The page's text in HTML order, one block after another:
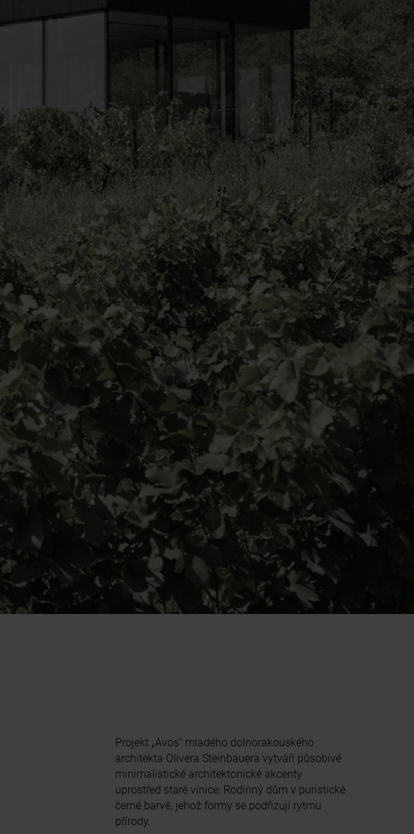
Projekt „Avos“ mladého dolnorakouského
architekta Olivera Steinbauera vytváří působivé
minimalistické architektonické akcenty
uprostřed staré vinice: Rodinný dům v puristické
černé barvě, jehož formy se podřizují rytmu
přírody.